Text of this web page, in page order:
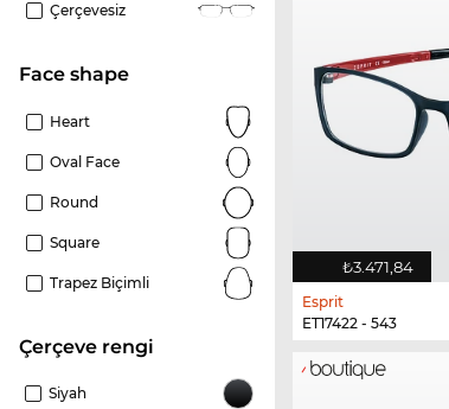
Çerçevesiz
Face shape
Heart
Oval Face
Round
Square
Trapez Biçimli
çerçeve rengi
Siyah
₺3.471,84
Esprit
ET17422 - 543